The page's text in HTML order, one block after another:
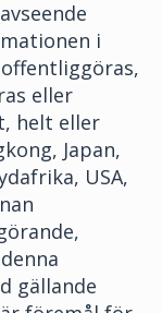
i
eller
helt eller
Japan,
USA,
gällande